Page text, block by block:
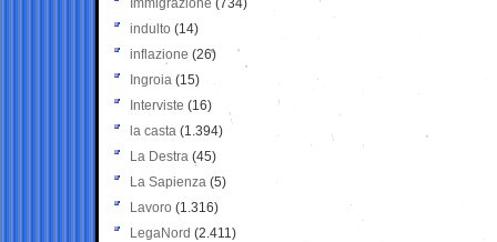
Immigrazione (734)
indulto (14)
inflazione (26)
Ingroia (15)
Interviste (16)
la casta (1.394)
La Destra (45)
La Sapienza (5)
Lavoro (1.316)
LegaNord (2.411)